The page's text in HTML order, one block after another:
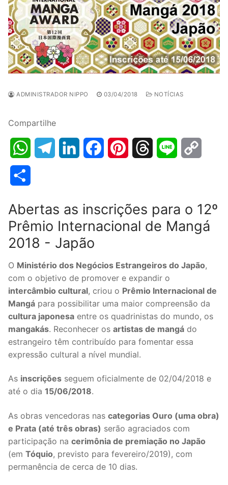
ADMINISTRADOR NIPPO 03/04/2018 NOTÍCIAS
Compartilhe
WhatsAppTelegramLinkedInFacebookPinterestThreads Line
Abertas as inscrições para o 12º
Prêmio Internacional de Mangá
2018 - Japão
O Ministério dos Negócios Estrangeiros do Japão,
com o objetivo de promover e expandir o
intercâmbio cultural, criou o Prêmio Internacional de
Mangá para possibilitar uma maior compreensão da
cultura japonesa entre os quadrinistas do mundo, os
mangakás. Reconhecer os artistas de mangá do
estrangeiro têm contribuído para fomentar essa
expressão cultural a nível mundial.
As inscrições seguem oficialmente de 02/04/2018 e
até o dia 15/06/2018.
As obras vencedoras nas categorias Ouro (uma obra)
e Prata (até três obras) serão agraciados com
participação na cerimônia de premiação no Japão
(em Tóquio, previsto para fevereiro/2019), com
permanência de cerca de 10 dias.